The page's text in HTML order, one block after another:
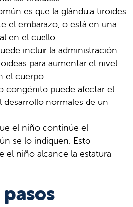
es que la glándula tiroides
el embarazo, o está en una
en el cuello.
incluir la administración
para aumentar el nivel
el cuerpo.
congénito puede afectar el
normales de un
el niño continúe el
se lo indiquen. Esto
el niño alcance la estatura